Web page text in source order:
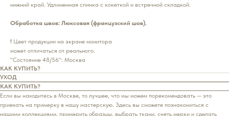
нижний край. Удлиненная спинка с кокеткой и встречной складкой.
Обработка швов: Люксовая (французский шов).
! Цвет продукции на экране монитора
может отличаться от реального.
"Состояние 48/56": Москва
КАК КУПИТЬ?
УХОД
КАК КУПИТЬ?
Если вы находитесь в Москве, то лучшее, что мы можем порекомендовать — это
приехать на примерку в нашу мастерскую. Здесь вы сможете познакомиться с
нашими коллекциями, примерить образцы, выбрать ткани, снять мерки и сделать